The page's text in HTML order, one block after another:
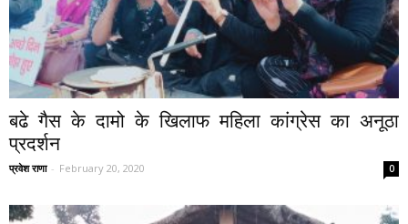
बढे गैस के दामो के खिलाफ महिला कांग्रेस का अनूठा
प्रदर्शन
प्रवेश राणा - February 20, 2020 0